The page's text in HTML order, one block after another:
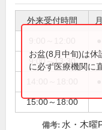
外来受付時間 月
9:00～13:30
15:00～18:00
お盆(8月中旬)は休
に必ず医療機関に
備考: 水・木曜